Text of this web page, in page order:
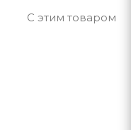
С этим товаром